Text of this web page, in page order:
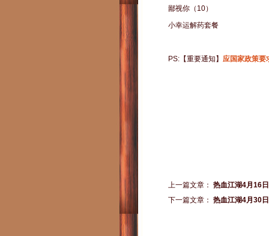
鄙视你（10）
小幸运解药套餐
PS:【重要通知】 应国家政策要
上一篇文章： 热血江湖4月16
下一篇文章： 热血江湖4月30